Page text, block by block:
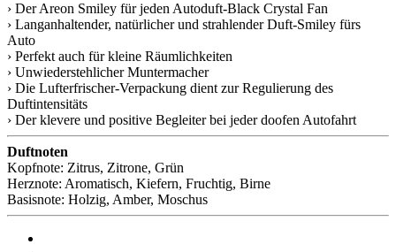
› Der Areon Smiley für jeden Autoduft-Black Crystal Fan
› Langanhaltender, natürlicher und strahlender Duft-Smiley fürs
Auto
› Perfekt auch für kleine Räumlichkeiten
› Unwiederstehlicher Muntermacher
› Die Lufterfrischer-Verpackung dient zur Regulierung des
Duftintensitäts
› Der klevere und positive Begleiter bei jeder doofen Autofahrt
Duftnoten
Kopfnote: Zitrus, Zitrone, Grün
Herznote: Aromatisch, Kiefern, Fruchtig, Birne
Basisnote: Holzig, Amber, Moschus